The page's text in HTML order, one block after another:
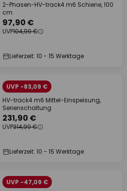
2-Phasen-HV-track4 m6 Schiene, 100
cm
97,90 €
UVP104,99 €
Lieferzeit: 10 - 15 Werktage
UVP -83,09 €
HV-track4 m6 Mittel-Einspeisung,
Serienschaltung
231,90 €
UVP314,99 €
Lieferzeit: 10 - 15 Werktage
UVP -47,09 €